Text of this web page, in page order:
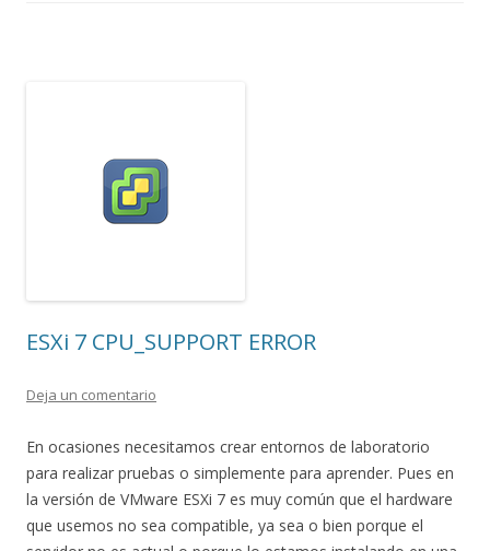
ESXi 7 CPU_SUPPORT ERROR
Deja un comentario
En ocasiones necesitamos crear entornos de laboratorio
para realizar pruebas o simplemente para aprender. Pues en
la versión de VMware ESXi 7 es muy común que el hardware
que usemos no sea compatible, ya sea o bien porque el